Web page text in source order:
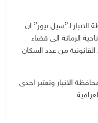
لـ”سيل نيوز” ان
الرمانة الى قضاء
من عدد السكان
الانبار وتعتبر احدى